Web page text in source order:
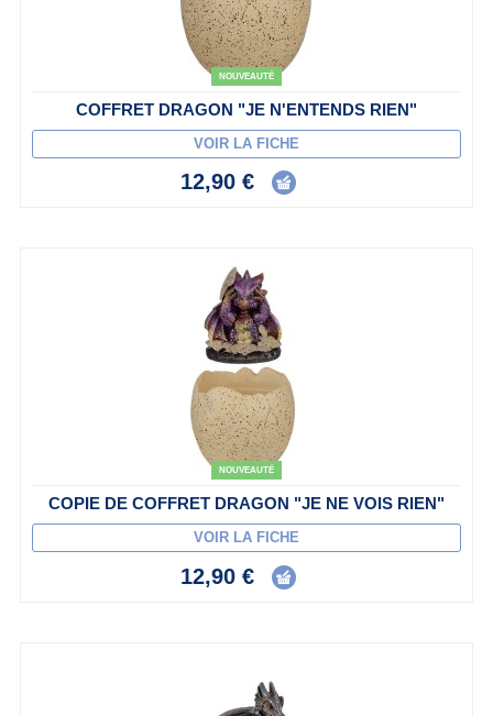
NOUVEAUTÉ
COFFRET DRAGON "JE N'ENTENDS RIEN"
VOIR LA FICHE
12,90 €
NOUVEAUTÉ
COPIE DE COFFRET DRAGON "JE NE VOIS RIEN"
VOIR LA FICHE
12,90 €